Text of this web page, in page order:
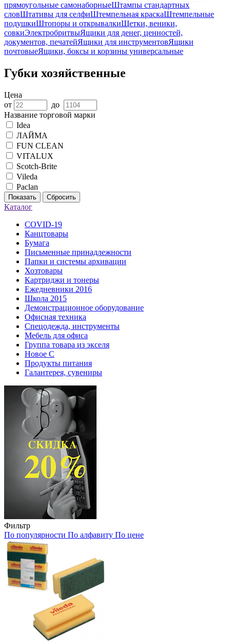
прямоугольные самонаборныеШтампы стандартных
словШтативы для селфиШтемпельная краскаШтемпельные
подушкиШтопоры и открывалкиЩетки, веники,
совкиЭлектробритвыЯщики для денег, ценностей,
документов, печатейЯщики для инструментовЯщики
почтовыеЯщики, боксы и корзины универсальные
Губки хозяйственные
Цена
от
до
Название торговой марки
Idea
ЛАЙМА
FUN CLEAN
VITALUX
Scotch-Brite
Vileda
Paclan
Показать Сбросить
Каталог
COVID-19
Канцтовары
Бумага
Письменные принадлежности
Папки и системы архивации
Хозтовары
Картриджи и тонеры
Ежедневники 2016
Школа 2015
Демонстрационное оборудование
Офисная техника
Спецодежда, инструменты
Мебель для офиса
Группа товара из экселя
Новое С
Продукты питания
Галантерея, сувениры
Фильтр
По популярности По алфавиту По цене